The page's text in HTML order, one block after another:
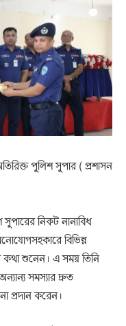
পুলিশ সুপার ( প্রশাসন
নিকট নানাবিধ
বিভিন্ন
শুনেন। এ সময় তিনি
সমস্যার দ্রুত
প্রদান করেন।